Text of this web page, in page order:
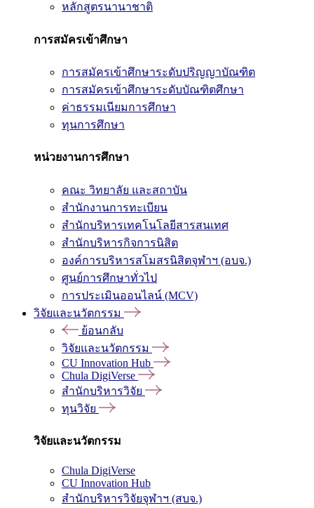
หลักสูตรนานาชาติ
การสมัครเข้าศึกษา
การสมัครเข้าศึกษาระดับปริญญาบัณฑิต
การสมัครเข้าศึกษาระดับบัณฑิตศึกษา
ค่าธรรมเนียมการศึกษา
ทุนการศึกษา
หน่วยงานการศึกษา
คณะ วิทยาลัย และสถาบัน
สำนักงานการทะเบียน
สำนักบริหารเทคโนโลยีสารสนเทศ
สำนักบริหารกิจการนิสิต
องค์การบริหารสโมสรนิสิตจุฬาฯ (อบจ.)
ศูนย์การศึกษาทั่วไป
การประเมินออนไลน์ (MCV)
วิจัยและนวัตกรรม
ย้อนกลับ
วิจัยและนวัตกรรม
CU Innovation Hub
Chula DigiVerse
สำนักบริหารวิจัย
ทุนวิจัย
วิจัยและนวัตกรรม
Chula DigiVerse
CU Innovation Hub
สำนักบริหารวิจัยจุฬาฯ (สบจ.)